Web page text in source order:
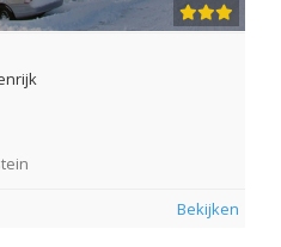
Bekijken